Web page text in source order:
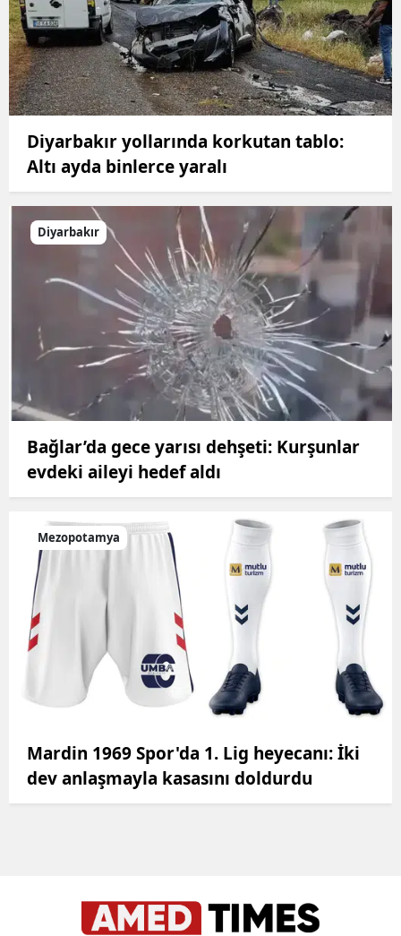
Diyarbakır yollarında korkutan tablo:
Altı ayda binlerce yaralı
Diyarbakır
Bağlar’da gece yarısı dehşeti: Kurşunlar
evdeki aileyi hedef aldı
Mezopotamya
Mardin 1969 Spor'da 1. Lig heyecanı: İki
dev anlaşmayla kasasını doldurdu